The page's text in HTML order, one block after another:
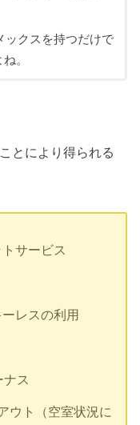
ックスを持つだけで
。
とにより得られる
サービス
レスの利用
ス
ウト（空室状況に